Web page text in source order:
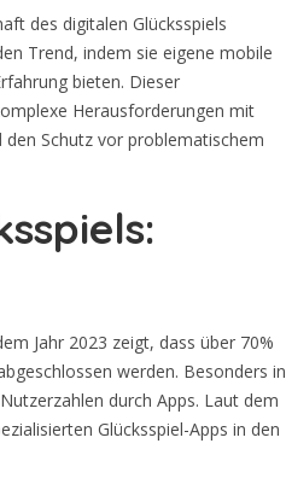
des digitalen Glücksspiels
Trend, indem sie eigene mobile
bieten. Dieser
Herausforderungen mit
den Schutz vor problematischem
Jahr 2023 zeigt, dass über 70%
werden. Besonders in
durch Apps. Laut dem
Glücksspiel-Apps in den